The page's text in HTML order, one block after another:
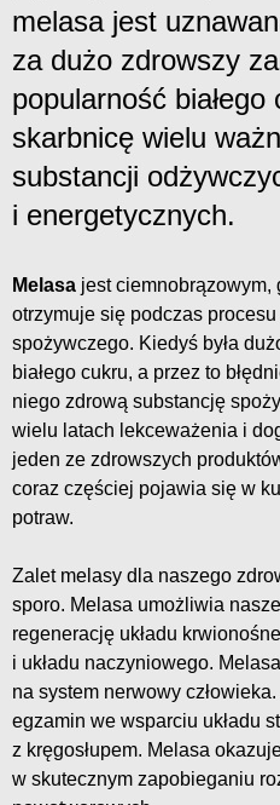
melasa jest
za dużo zdrowszy
popularność białego
skarbnicę wielu
substancji
i energetycznych.
Melasa jest ciemnobrązowym,
otrzymuje się podczas
spożywczego. Kiedyś była
białego cukru, a przez to
niego zdrową substancję
wielu latach lekceważenia i
jeden ze zdrowszych
coraz częściej pojawia się w
potraw.
Zalet melasy dla naszego
sporo. Melasa umożliwia
regenerację układu
i układu naczyniowego.
na system nerwowy
egzamin we wsparciu układu
z kręgosłupem. Melasa
w skutecznym zapobieganiu